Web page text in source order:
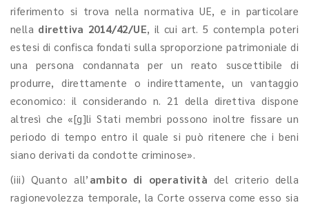
riferimento si trova nella normativa UE, e in particolare
nella direttiva 2014/42/UE, il cui art. 5 contempla poteri
estesi di confisca fondati sulla sproporzione patrimoniale di
una persona condannata per un reato suscettibile di
produrre, direttamente o indirettamente, un vantaggio
economico: il considerando n. 21 della direttiva dispone
altresì che «[g]li Stati membri possono inoltre fissare un
periodo di tempo entro il quale si può ritenere che i beni
siano derivati da condotte criminose».
(iii) Quanto all’ ambito di operatività del criterio della
ragionevolezza temporale, la Corte osserva come esso sia